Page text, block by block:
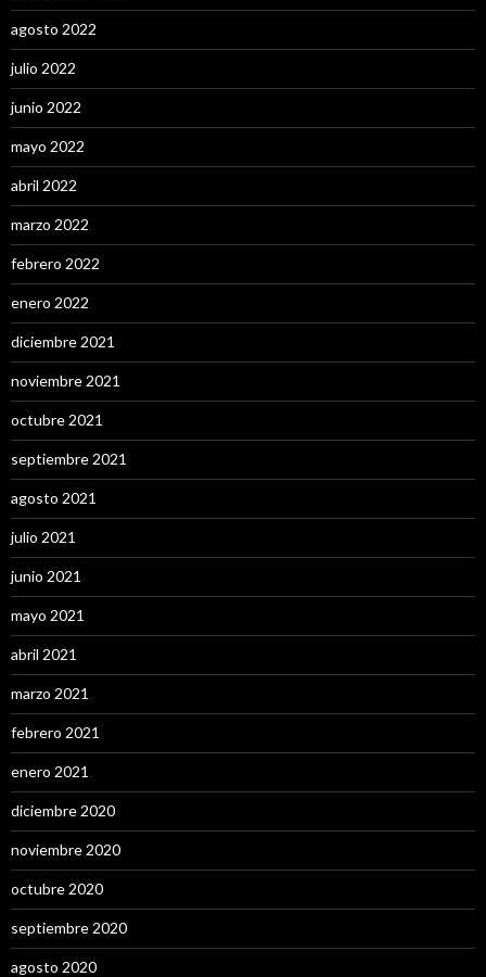
agosto 2022
julio 2022
junio 2022
mayo 2022
abril 2022
marzo 2022
febrero 2022
enero 2022
diciembre 2021
noviembre 2021
octubre 2021
septiembre 2021
agosto 2021
julio 2021
junio 2021
mayo 2021
abril 2021
marzo 2021
febrero 2021
enero 2021
diciembre 2020
noviembre 2020
octubre 2020
septiembre 2020
agosto 2020